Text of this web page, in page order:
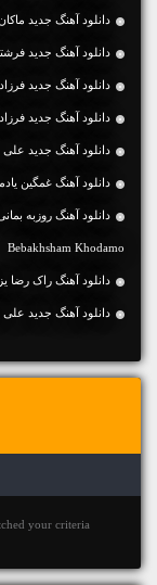
دانلود آهنگ جديد
دانلود آهنگ جديد
دانلود آهنگ جديد فرزاد فرخ نور با
دانلود آهنگ جديد فرزاد فرزین
دانلود آهنگ جديد علی اصحابی
دانلود آهنگ غمگین
Bebakhsham Khodamo
دانلود آهنگ راک رضا
دانلود آهنگ جديد
your criteria.